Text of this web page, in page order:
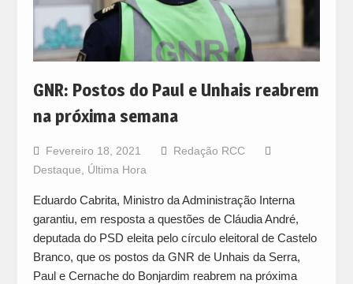
GNR: Postos do Paul e Unhais reabrem
na próxima semana
Fevereiro 18, 2021
Redação RCC
Destaque
Última Hora
Eduardo Cabrita, Ministro da Administração Interna
garantiu, em resposta a questões de Cláudia André,
deputada do PSD eleita pelo círculo eleitoral de Castelo
Branco, que os postos da GNR de Unhais da Serra,
Paul e Cernache do Bonjardim reabrem na próxima